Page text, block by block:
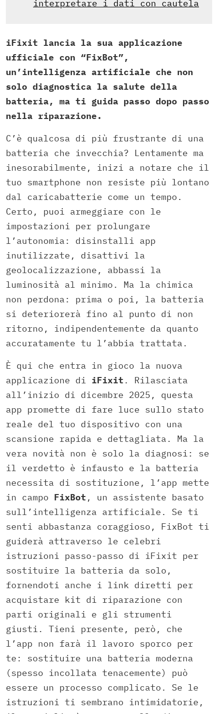
interpretare i dati con cautela
iFixit lancia la sua applicazione
ufficiale con “FixBot”,
un’intelligenza artificiale che non
solo diagnostica la salute della
batteria, ma ti guida passo dopo passo
nella riparazione.
C’è qualcosa di più frustrante di una
batteria che invecchia? Lentamente ma
inesorabilmente, inizi a notare che il
tuo smartphone non resiste più lontano
dal caricabatterie come un tempo.
Certo, puoi armeggiare con le
impostazioni per prolungare
l’autonomia: disinstalli app
inutilizzate, disattivi la
geolocalizzazione, abbassi la
luminosità al minimo. Ma la chimica
non perdona: prima o poi, la batteria
si deteriorerà fino al punto di non
ritorno, indipendentemente da quanto
accuratamente tu l’abbia trattata.
È qui che entra in gioco la nuova
applicazione di iFixit . Rilasciata
all’inizio di dicembre 2025, questa
app promette di fare luce sullo stato
reale del tuo dispositivo con una
scansione rapida e dettagliata. Ma la
vera novità non è solo la diagnosi: se
il verdetto è infausto e la batteria
necessita di sostituzione, l’app mette
in campo FixBot , un assistente basato
sull’intelligenza artificiale. Se ti
senti abbastanza coraggioso, FixBot ti
guiderà attraverso le celebri
istruzioni passo-passo di iFixit per
sostituire la batteria da solo,
fornendoti anche i link diretti per
acquistare kit di riparazione con
parti originali e gli strumenti
giusti. Tieni presente, però, che
l’app non farà il lavoro sporco per
te: sostituire una batteria moderna
(spesso incollata tenacemente) può
essere un processo complicato. Se le
istruzioni ti sembrano intimidatorie,